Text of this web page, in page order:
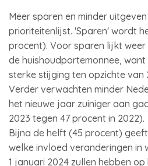
Meer sparen en minder
prioriteitenlijst. 'Sparen' wordt
procent). Voor sparen lijkt weer
de huishoudportemonnee,
sterke stijging ten opzichte van
Verder verwachten minder
het nieuwe jaar zuiniger aan
2023 tegen 47 procent in 2022).
Bijna de helft (45 procent)
welke invloed veranderingen in
1 januari 2024 zullen hebben